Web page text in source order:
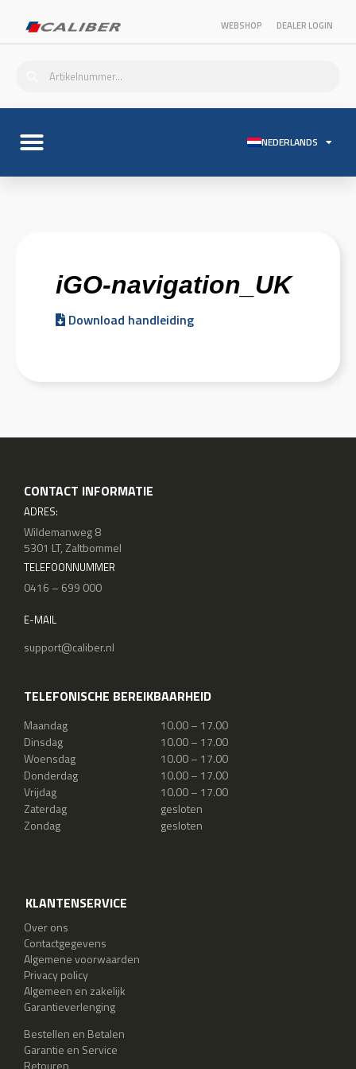
WEBSHOP DEALER LOGIN
NEDERLANDS
iGO-navigation_UK
Download handleiding
CONTACT INFORMATIE
ADRES:
Wildemanweg 8
5301 LT, Zaltbommel
TELEFOONNUMMER
0416 – 699 000
E-MAIL
support@caliber.nl
TELEFONISCHE BEREIKBAARHEID
Maandag
10.00 – 17.00
Dinsdag
10.00 – 17.00
Woensdag
10.00 – 17.00
Donderdag
10.00 – 17.00
Vrijdag
10.00 – 17.00
Zaterdag
gesloten
Zondag
gesloten
KLANTENSERVICE
Over ons
Contactgegevens
Algemene voorwaarden
Privacy policy
Algemeen en zakelijk
Garantieverlenging
Bestellen en Betalen
Garantie en Service
Retouren